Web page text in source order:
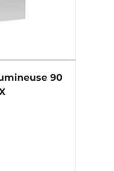
90